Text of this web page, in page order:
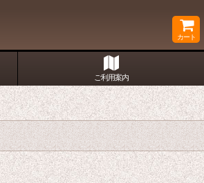
カート
ご利用案内